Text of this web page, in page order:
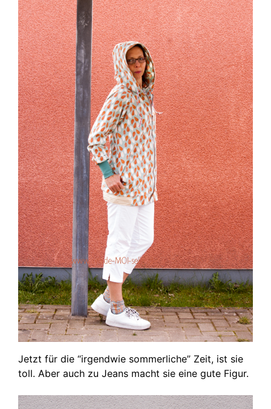
Jetzt für die “irgendwie sommerliche” Zeit, ist sie
toll. Aber auch zu Jeans macht sie eine gute Figur.